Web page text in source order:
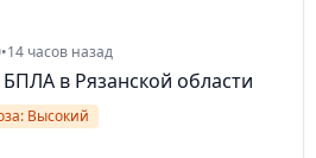
•14 часов назад
в Рязанской области
Высокий